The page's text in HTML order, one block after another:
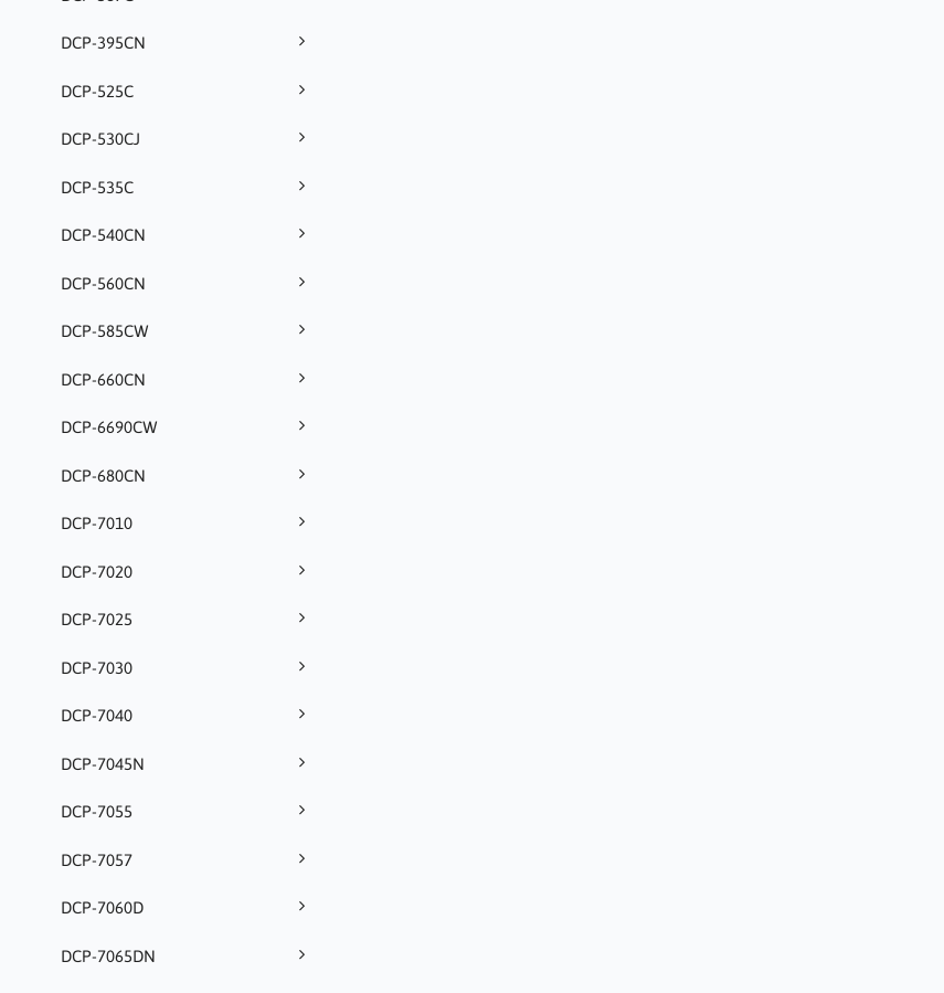
DCP-395CN
DCP-525C
DCP-530CJ
DCP-535C
DCP-540CN
DCP-560CN
DCP-585CW
DCP-660CN
DCP-6690CW
DCP-680CN
DCP-7010
DCP-7020
DCP-7025
DCP-7030
DCP-7040
DCP-7045N
DCP-7055
DCP-7057
DCP-7060D
DCP-7065DN